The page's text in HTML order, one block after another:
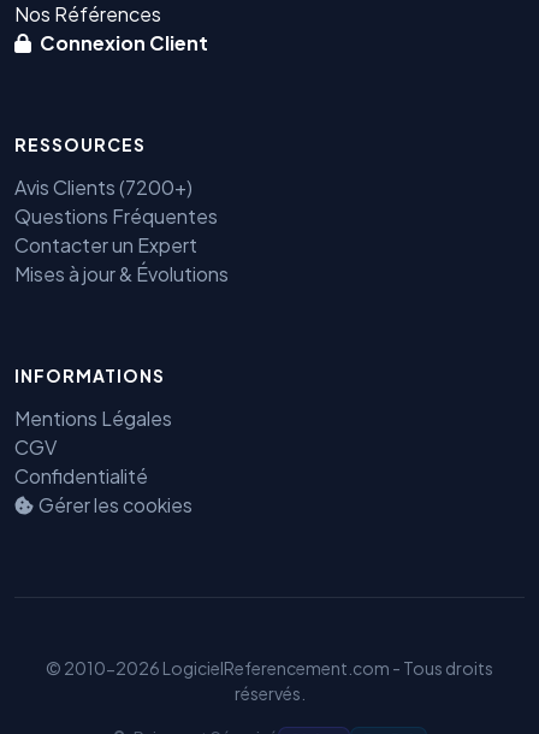
Nos Références
Connexion Client
RESSOURCES
Avis Clients (7200+)
Questions Fréquentes
Contacter un Expert
Mises à jour & Évolutions
INFORMATIONS
Mentions Légales
CGV
Confidentialité
Gérer les cookies
© 2010-2026 LogicielReferencement.com - Tous droits
réservés.